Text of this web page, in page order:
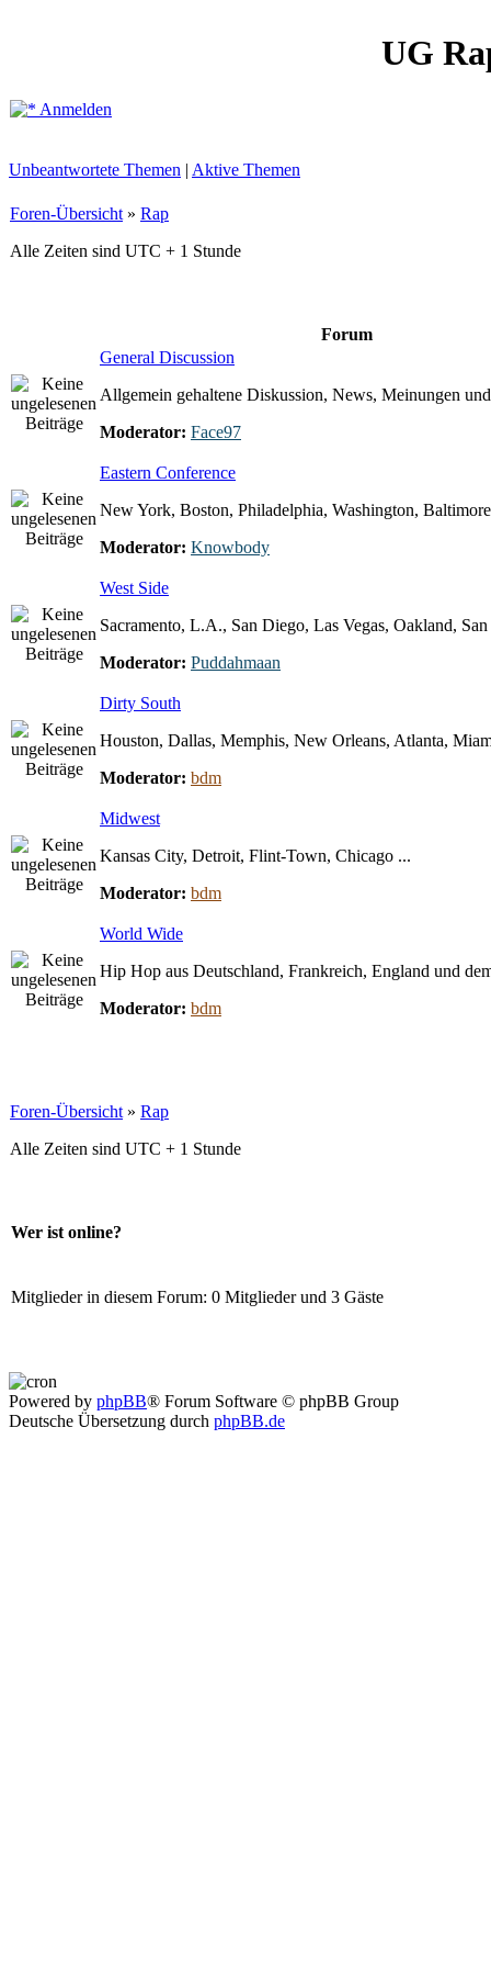
UG
Anmelden
Unbeantwortete Themen | Aktive Themen
Foren-Übersicht » Rap
Alle Zeiten sind UTC + 1 Stunde
Forum
General Discussion
Allgemein gehaltene Diskussion, News, Meinungen
Moderator: Face97
Eastern Conference
New York, Boston, Philadelphia, Washington,
Moderator: Knowbody
West Side
Sacramento, L.A., San Diego, Las Vegas, Oakland,
Moderator: Puddahmaan
Dirty South
Houston, Dallas, Memphis, New Orleans, Atlanta,
Moderator: bdm
Midwest
Kansas City, Detroit, Flint-Town, Chicago ...
Moderator: bdm
World Wide
Hip Hop aus Deutschland, Frankreich, England und
Moderator: bdm
Foren-Übersicht » Rap
Alle Zeiten sind UTC + 1 Stunde
Wer ist online?
Mitglieder in diesem Forum: 0 Mitglieder und 3 Gäste
Powered by phpBB® Forum Software © phpBB Group
Deutsche Übersetzung durch phpBB.de